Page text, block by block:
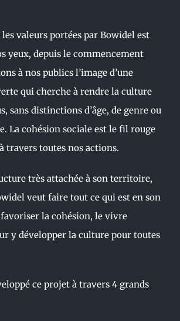
valeurs portées par Bowidel est
yeux, depuis le commencement
à nos publics l’image d’une
qui cherche à rendre la culture
sans distinctions d’âge, de genre ou
La cohésion sociale est le fil rouge
travers toutes nos actions.
très attachée à son territoire,
veut faire tout ce qui est en son
la cohésion, le vivre
y développer la culture pour toutes
ce projet à travers 4 grands